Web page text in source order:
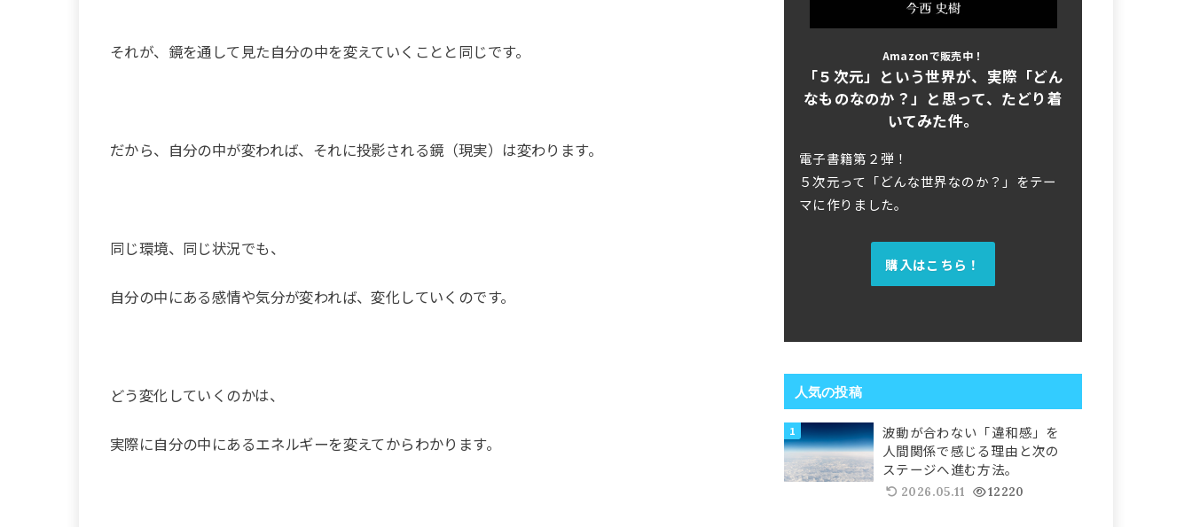
それが、鏡を通して見た自分の中を変えていくことと同じです。
だから、自分の中が変われば、それに投影される鏡（現実）は変わります。
同じ環境、同じ状況でも、
自分の中にある感情や気分が変われば、変化していくのです。
どう変化していくのかは、
実際に自分の中にあるエネルギーを変えてからわかります。
Amazonで販売中！
「５次元」という世界が、実際「どん
なものなのか？」と思って、たどり着
いてみた件。
電子書籍第２弾！
５次元って「どんな世界なのか？」をテー
マに作りました。
購入はこちら！
人気の投稿
波動が合わない「違和感」を
人間関係で感じる理由と次の
ステージへ進む方法。
2026.05.11 12220